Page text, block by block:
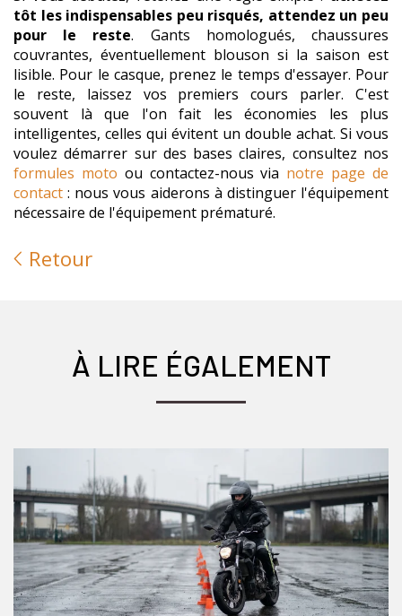
tôt les indispensables peu risqués, attendez un peu
pour le reste. Gants homologués, chaussures
couvrantes, éventuellement blouson si la saison est
lisible. Pour le casque, prenez le temps d'essayer. Pour
le reste, laissez vos premiers cours parler. C'est
souvent là que l'on fait les économies les plus
intelligentes, celles qui évitent un double achat. Si vous
voulez démarrer sur des bases claires, consultez nos
formules moto ou contactez-nous via notre page de
contact : nous vous aiderons à distinguer l'équipement
nécessaire de l'équipement prématuré.
Retour
À LIRE ÉGALEMENT